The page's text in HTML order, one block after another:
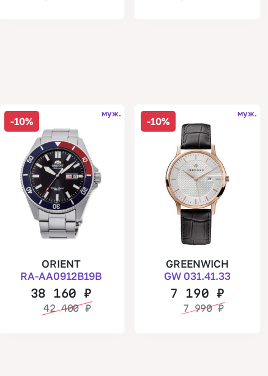
-10%
муж.
ORIENT
RA-AA0912B19B
38 160₽
42 400 ₽
-10%
муж.
GREENWICH
GW 031.41.33
7 190 ₽
7 990₽